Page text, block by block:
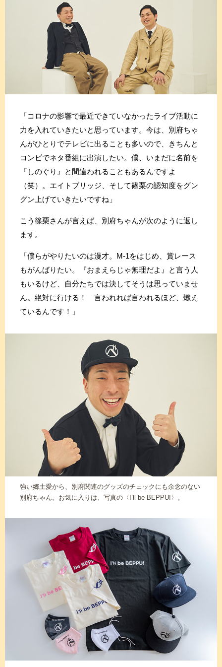
「コロナの影響で最近できていなかったライブ活動に
力を入れていきたいと思っています。今は、別府ちゃ
んがひとりでテレビに出ることも多いので、きちんと
コンビでネタ番組に出演したい。僕、いまだに名前を
『しのぐり』と間違われることもあるんですよ
（笑）。エイトブリッジ、そして篠栗の認知度をグン
グン上げていきたいですね」
こう篠栗さんが言えば、別府ちゃんが次のように返し
ます。
「僕らがやりたいのは漫才。M-1をはじめ、賞レース
もがんばりたい。『おまえらじゃ無理だよ』と言う人
もいるけど、自分たちでは決してそうは思っていませ
ん。絶対に行ける！ 言われれば言われるほど、燃え
ているんです！」
強い郷土愛から、別府関連のグッズのチェックにも余念のない
別府ちゃん。お気に入りは、写真の〈I’ll be BEPPU!〉。